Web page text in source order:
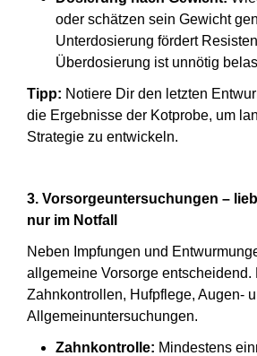
oder schätzen sein Gewicht
Unterdosierung fördert
Überdosierung ist unnötig
Tipp: Notiere Dir den letzten
die Ergebnisse der Kotprobe, um
Strategie zu entwickeln.
3. Vorsorgeuntersuchungen –
nur im Notfall
Neben Impfungen und
allgemeine Vorsorge entscheidend.
Zahnkontrollen, Hufpflege, Augen-
Allgemeinuntersuchungen.
Zahnkontrolle: Mindestens